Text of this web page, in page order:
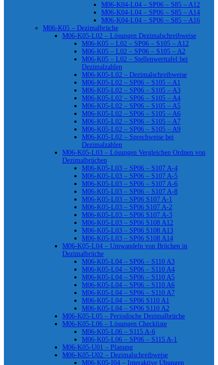
M06-K04-L04 – SP06 – S85 – A12
M06-K04-L04 – SP06 – S85 – A14
M06-K04-L04 – SP06 – S85 – A16
M06-K05 – Dezimalbrüche
M06-K05-L02 – Lösungen Dezimalschreibweise
M06-K05 – L02 – SP06 – S105 – A12
M06-K05 – L02 – SP06 – S105 – A2
M06-K05 – L02 – Stellenwerttafel bei
Dezimalzahlen
M06-K05-L02 – Dezimalschreibweise
M06-K05-L02 – SP06 – S105 – A1
M06-K05-L02 – SP06 – S105 – A3
M06-K05-L02 – SP06 – S105 – A4
M06-K05-L02 – SP06 – S105 – A5
M06-K05-L02 – SP06 – S105 – A6
M06-K05-L02 – SP06 – S105 – A7
M06-K05-L02 – SP06 – S105 – A9
M06-K05-L02 – Sprechweise bei
Dezimalzahlen
M06-K05-L03 – Lösungen Vergleichen Ordnen von
Dezimalbrüchen
M06-K05-L03 – SP06 – S107 A-4
M06-K05-L03 – SP06 – S107 A-5
M06-K05-L03 – SP06 – S107 A-6
M06-K05-L03 – SP06 – S107 A-8
M06-K05-L03 – SP06 S107 A-1
M06-K05-L03 – SP06 S107 A-2
M06-K05-L03 – SP06 S107 A-3
M06-K05-L03 – SP06 S108 A12
M06-K05-L03 – SP06 S108 A13
M06-K05-L03 – SP06 S108 A14
M06-K05-L04 – Umwandeln von Brüchen in
Dezimalbrüche
M06-K05-L04 – SP06 – S110 A3
M06-K05-L04 – SP06 – S110 A4
M06-K05-L04 – SP06 – S110 A5
M06-K05-L04 – SP06 – S110 A6
M06-K05-L04 – SP06 – S110 A7
M06-K05-L04 – SP06 S110 A1
M06-K05-L04 – SP06 S110 A2
M06-K05-L05 – Periodische Dezimalbrüche
M06-K05-L06 – Lösungen Checkliste
M06-K05-L06 – S115 A-6
M06-K05-L06 – SP06 – S115 A-1
M06-K05-U01 – Planung
M06-K05-U02 – Dezimalschreibweise
M06-K05-I04 – Interaktive Übungen